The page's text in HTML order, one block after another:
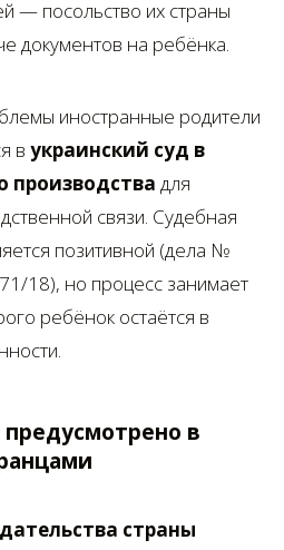
— посольство их страны
документов на ребёнка.
иностранные родители
в украинский суд в
производства для
связи. Судебная
позитивной (дела №
18), но процесс занимает
ребёнок остаётся в
в
страны